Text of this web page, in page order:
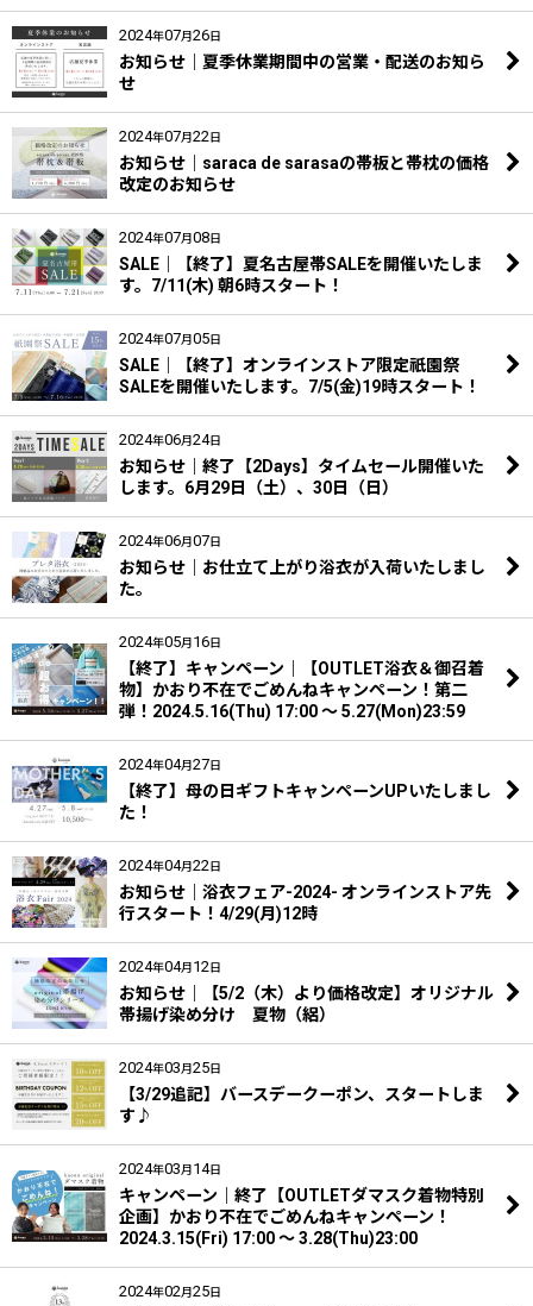
2024年07月26日
お知らせ｜夏季休業期間中の営業・配送のお知ら
せ
2024年07月22 日
お知らせ｜saraca de sarasaの帯板と帯枕の価格
改定のお知らせ
2024年07月08日
SALE｜【終了】夏名古屋帯SALEを開催いたしま
す。7/11(木) 朝6時スタート！
2024年07月05日
SALE｜【終了】オンラインストア限定祇園祭
SALEを開催いたします。7/5(金)19時スタート！
2024年06月24日
お知らせ｜終了【2Days】タイムセール開催いた
します。6月29日（土）、30日（日）
2024年06月07日
お知らせ｜お仕立て上がり浴衣が入荷いたしまし
た。
2024年05月 16日
【終了】キャンペーン｜【OUTLET浴衣＆御召着
物】かおり不在でごめんねキャンペーン！第二
弾！2024.5.16(Thu) 17:00 〜 5.27(Mon)23:59
2024年04月27日
【終了】母の日ギフトキャンペーンUPいたしまし
た！
2024年04月22 日
お知らせ｜浴衣フェア-2024- オンラインストア先
行スタート！4/29(月)12時
2024年04月 12 日
お知らせ｜【5/2（木）より価格改定】オリジナル
帯揚げ染め分け 夏物（絽）
2024年03月25日
【3/29追記】バースデークーポン、スタートしま
す♪
2024年03月 14日
キャンペーン｜終了【OUTLETダマスク着物特別
企画】かおり不在でごめんねキャンペーン！
2024.3.15(Fri) 17:00 〜 3.28(Thu)23:00
2024年02月25日